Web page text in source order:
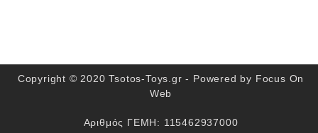
Copyright © 2020 Tsotos-Toys.gr - Powered by Focus On
Web
Αριθμός ΓΕΜΗ: 115462937000